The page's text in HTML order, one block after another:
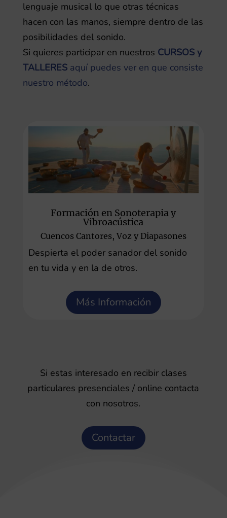
lenguaje musical lo que otras técnicas
hacen con las manos, siempre dentro de las
posibilidades del sonido.
Si quieres participar en nuestros CURSOS y
TALLERESaquí puedes ver en que consiste
nuestro método.
Formación en Sonoterapia y
Vibroacústica
Cuencos Cantores, Voz y Diapasones
Despierta el poder sanador del sonido
en tu vida y en la de otros.
Más Información
Si estas interesado en recibir clases
particulares presenciales / online contacta
con nosotros.
Contactar